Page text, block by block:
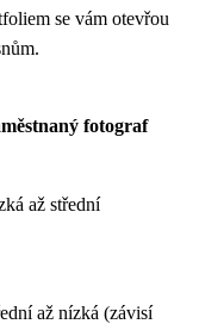
se vám otevřou
fotograf
až střední
až nízká (závisí